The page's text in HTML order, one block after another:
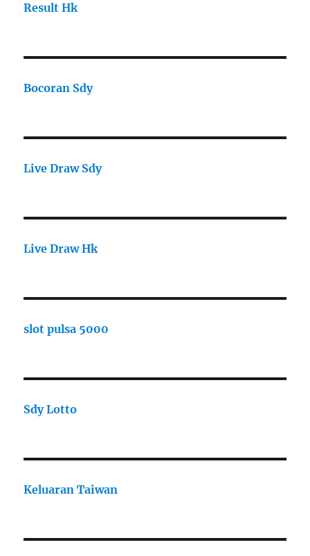
Result Hk
Bocoran Sdy
Live Draw Sdy
Live Draw Hk
slot pulsa 5000
Sdy Lotto
Keluaran Taiwan